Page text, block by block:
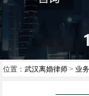
位置： 武汉离婚律师 > 业